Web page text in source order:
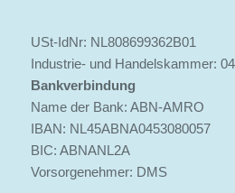
USt-IdNr: NL808699362B01
Industrie- und Handelskammer:
Bankverbindung
Name der Bank: ABN-AMRO
IBAN: NL45ABNA0453080057
BIC: ABNANL2A
Vorsorgenehmer: DMS